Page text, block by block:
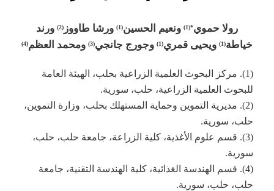
رولا حموي*(1) ونعيم الحسين(1) ورشا طاووز (2)
ورند
خياطة(1) ويحيى قمري(1) وجورج جانجي(3) ومحمد العظم(4)
(1). مركز البحوث العلمية الزراعية بحلب، الهيئة العامة
للبحوث العلمية الزراعية، حلب، سورية.
(2). مديرية التموين وحماية المستهلك بحلب، وزارة التموين،
حلب، سورية.
(3). قسم علوم الأغذية، كلية الزراعة، جامعة حلب، حلب،
سورية.
(4). قسم الهندسة الغذائية، كلية الهندسة التقنية، جامعة
حلب، حلب، سورية.